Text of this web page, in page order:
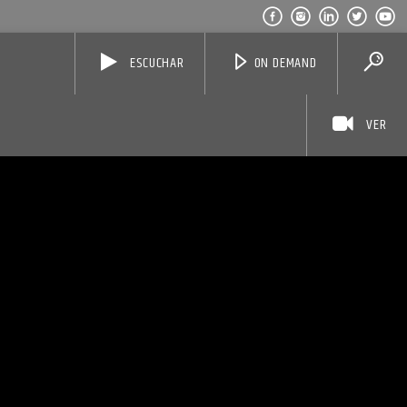
ON DEMAND
ESCUCHAR
VER